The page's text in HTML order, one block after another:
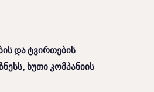
და ტვირთების
ხუთი კომპანიის